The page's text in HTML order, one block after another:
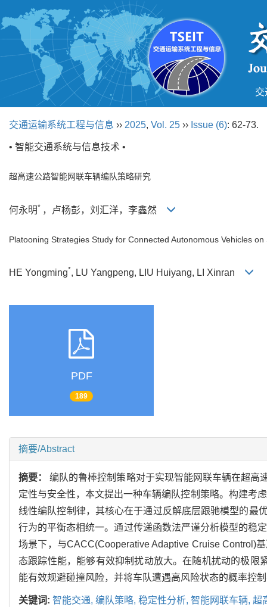
交
交通运输系统工程与信息 ›› 2025, Vol. 25 ›› Issue (6): 62-73.
• 智能交通系统与信息技术 •
超高速公路智能网联车辆编队策略研究
何永明* ，卢杨彭，刘汇洋，李鑫然
Platooning Strategies Study for Connected Autonomous Vehicles
HE Yongming*, LU Yangpeng, LIU Huiyang, LI Xinran
PDF
189
摘要/Abstract
摘要：编队的鲁棒控制策略对于实现智能网联车辆在超高
定性与安全性，本文提出一种车辆编队控制策略。构建考
线性编队控制律，其核心在于通过反解底层跟驰模型的最
行为的平衡态相统一。通过传递函数法严谨分析模型的稳
场景下，与CACC(Cooperative Adaptive Cruise Control)
态跟踪性能，能够有效抑制扰动放大。在随机扰动的极
能有效规避碰撞风险，并将车队遭遇高风险状态的概率控
关键词: 智能交通, 编队策略, 稳定性分析, 智能网联车辆, 超